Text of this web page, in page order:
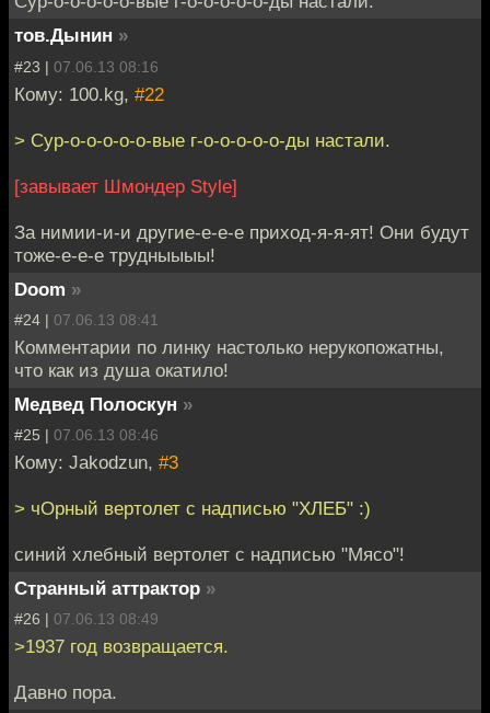
тов.Дынин »
#23 | 07.06.13 08:16
Кому: 100.kg, #22
> Сур-о-о-о-о-о-вые г-о-о-о-о-о-ды настали.
[завывает Шмондер Style]
За нимии-и-и другие-е-е-е приход-я-я-ят! Они будут
тоже-е-е-е трудныыыы!
Doom »
#24 | 07.06.13 08:41
Комментарии по линку настолько нерукопожатны,
что как из душа окатило!
Медвед Полоскун »
#25 | 07.06.13 08:46
Кому: Jakodzun, #3
> чОрный вертолет с надписью "ХЛЕБ" :)
синий хлебный вертолет с надписью "Мясо"!
Странный аттрактор »
#26 | 07.06.13 08:49
>1937 год возвращается.
Давно пора.